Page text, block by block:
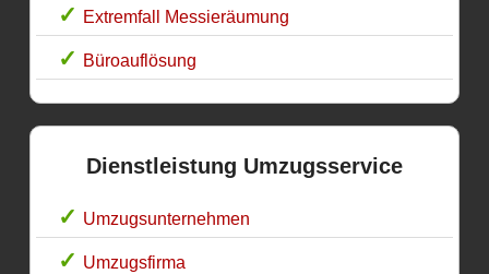
Extremfall Messieräumung
Büroauflösung
Dienstleistung Umzugsservice
Umzugsunternehmen
Umzugsfirma